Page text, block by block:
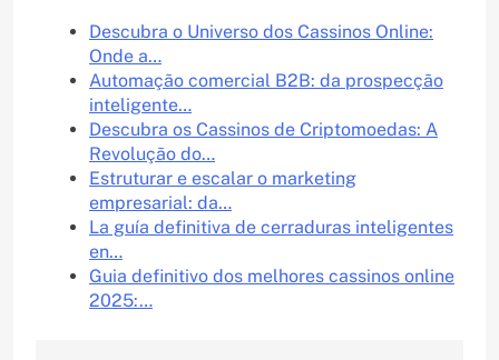
Descubra o Universo dos Cassinos Online:
Onde a…
Automação comercial B2B: da prospecção
inteligente…
Descubra os Cassinos de Criptomoedas: A
Revolução do…
Estruturar e escalar o marketing
empresarial: da…
La guía definitiva de cerraduras inteligentes
en…
Guia definitivo dos melhores cassinos online
2025:…